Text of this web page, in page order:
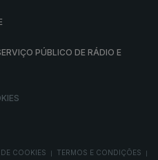
PÚBLICO DE RÁDIO E
COOKIES TERMOS E CONDIÇÕES